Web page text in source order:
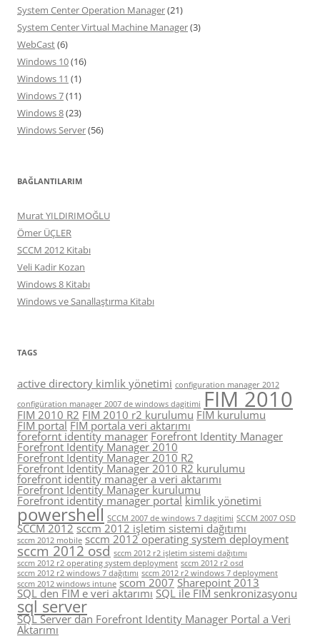
System Center Operation Manager(21)
System Center Virtual Machine Manager(3)
WebCast(6)
Windows 10(16)
Windows 11 (1)
Windows 7(11)
Windows 8(23)
Windows Server(56)
BAĞLANTILARIM
Murat YILDIRIMOĞLU
Ömer ÜÇLER
SCCM 2012 Kitabı
Veli Kadir Kozan
Windows 8 Kitabı
Windows ve Sanallaştırma Kitabı
TAGS
active directory kimlik yönetimi configuration manager 2012
configüration manager 2007 de windows dagitimi FIM 2010
FIM 2010 R2 FIM 2010 r2 kurulumu FIM kurulumu
FIM portal FIM portala veri aktarımı
forefornt identity manager Forefront Identity Manager
Forefront Identity Manager 2010
Forefront Identity Manager 2010 R2
Forefront Identity Manager 2010 R2 kurulumu
forefront identity manager a veri aktarımı
Forefront Identity Manager kurulumu
Forefront identity manager portal kimlik yönetimi
powershell SCCM 2007 de windows 7 dagitimi SCCM 2007 OSD
SCCM 2012 sccm 2012 işletim sistemi dağıtımı
sccm 2012 mobile sccm 2012 operating system deployment
sccm 2012 osd sccm 2012 r2 işletim sistemi dağıtımı
sccm 2012 r2 operating system deployment sccm 2012 r2 osd
sccm 2012 r2 windows 7 dağıtımı sccm 2012 r2 windows 7 deployment
sccm 2012 windows intune scom 2007 Sharepoint 2013
SQL den FIM e veri aktarımı SQL ile FIM senkronizasyonu
sql server
SQL Server dan Forefront Identity Manager Portal a Veri
Aktarımı